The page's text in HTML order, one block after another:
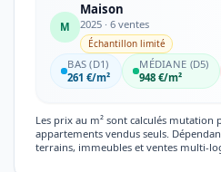
M
Maison
2025 · 6 ventes
Échantillon limité
BAS (D1)
261 €/m²
MÉDIANE (D5)
948 €/m²
Les prix au m² sont calculés
appartements vendus seuls.
terrains, immeubles et ventes multi-